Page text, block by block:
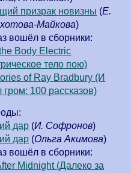
призрак новизны (Е.
Майкова)
вошёл в сборники:
the Body Electric
тело пою)
of Ray Bradbury (И
гром: 100 рассказов)
дар (И. Софронов)
дар (Ольга Акимова)
вошёл в сборники:
Midnight (Далеко за